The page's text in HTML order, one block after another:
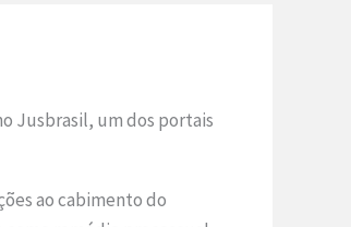
Jusbrasil, um dos portais
ao cabimento do